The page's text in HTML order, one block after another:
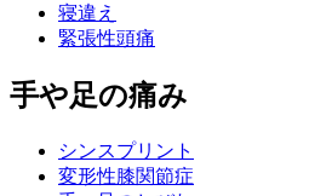
寝違え
緊張性頭痛
手や足の痛み
シンスプリント
変形性膝関節症